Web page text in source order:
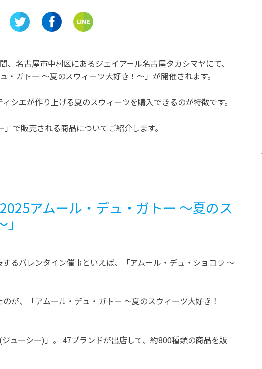
名古屋市中村区にあるジェイアール名古屋タカシマヤにて、
・ガトー ～夏のスウィーツ大好き！～」が開催されます。
シエが作り上げる夏のスウィーツを購入できるのが特徴です。
で販売される商品についてご紹介します。
アムール・デュ・ガトー ～夏のス
るバレンタイン催事といえば、「アムール・デュ・ショコラ ～
が、「アムール・デュ・ガトー ～夏のスウィーツ大好き！
ューシー)」。 47ブランドが出店して、約800種類の商品を販
も着られる「お菓子の城」
開催中